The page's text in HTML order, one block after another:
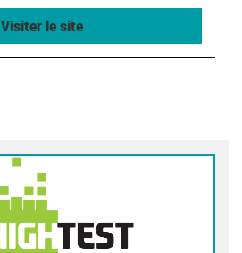
Visiter le site